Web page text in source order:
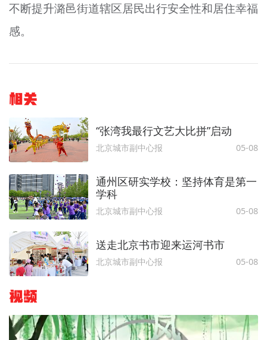
不断提升潞邑街道辖区居民出行安全性和居住幸福
感。
相关
“张湾我最行文艺大比拼”启动
北京城市副中心报 05-08
通州区研实学校：坚持体育是第一
学科
北京城市副中心报 05-08
送走北京书市迎来运河书市
北京城市副中心报 05-08
视频